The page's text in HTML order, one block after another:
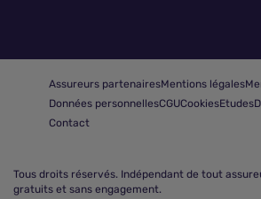
Assureurs partenairesMentions légales
Données personnellesCGUCookiesEtudes
Contact
Tous droits réservés. Indépendant de tout
gratuits et sans engagement.